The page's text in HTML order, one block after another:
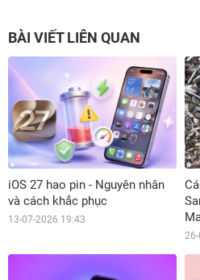
BÀI VIẾT LIÊN QUAN
iOS 27 hao pin - Nguyên nhân
và cách khắc phục
13-07-2026 19:43